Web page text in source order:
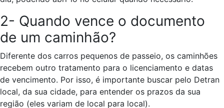
2- Quando vence o documento
de um caminhão?
Diferente dos carros pequenos de passeio, os caminhões
recebem outro tratamento para o licenciamento e datas
de vencimento. Por isso, é importante buscar pelo Detran
local, da sua cidade, para entender os prazos da sua
região (eles variam de local para local).